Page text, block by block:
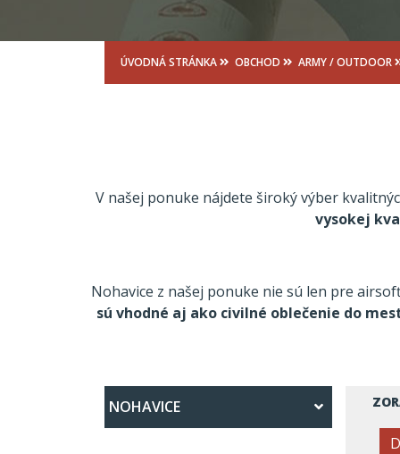
ÚVODNÁ STRÁNKA OBCHOD ARMY / OUTDOOR
V našej ponuke nájdete široký výber
vysokej
Nohavice z našej ponuke nie sú len pre
sú vhodné aj ako civilné oblečenie do
NOHAVICE